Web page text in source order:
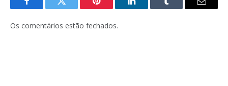
FacebookTwitter Pinterest O
Tumblr
E-
Os comentários estão fechados.